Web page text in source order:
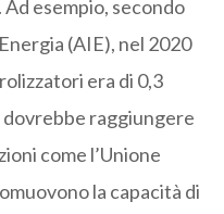
Ad esempio, secondo
(AIE), nel 2020
era di 0,3
raggiungere
come l’Unione
la capacità di